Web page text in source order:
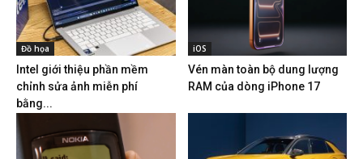
Đồ họa
Intel giới thiệu phần mềm
chỉnh sửa ảnh miễn phí
bằng...
iOS
Vén màn toàn bộ dung lượng
RAM của dòng iPhone 17